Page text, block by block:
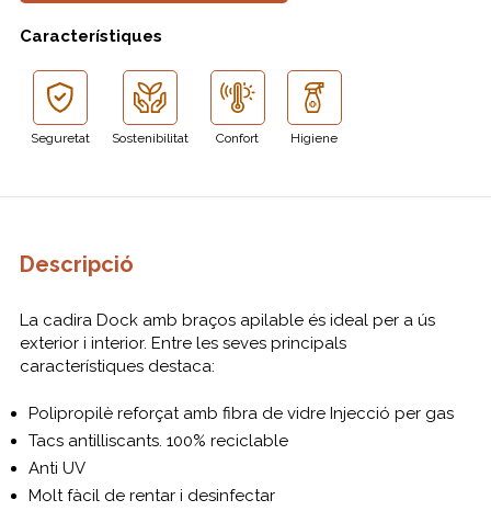
Característiques
Seguretat Sostenibilitat Confort Higiene
Descripció
La cadira Dock amb braços apilable és ideal per a ús
exterior i interior. Entre les seves principals
característiques destaca:
Polipropilè reforçat amb fibra de vidre Injecció per gas
Tacs antilliscants. 100% reciclable
Anti UV
Molt fàcil de rentar i desinfectar